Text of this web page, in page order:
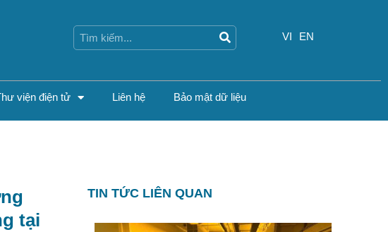
VI
EN
viện điện tử Liên hệ Bảo mật dữ liệu
tại
TIN TỨC LIÊN QUAN